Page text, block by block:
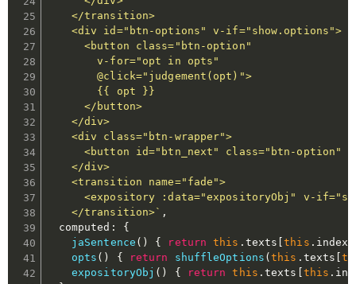
    </transition>
    <div id="btn-options" v-if="show.options">
      <button class="btn-option"
        v-for="opt in opts"
        @click="judgement(opt)">
        {{ opt }}
      </button>
    </div>
    <div class="btn-wrapper">
<button id="btn_next" class="btn-option"
    </div>
    <transition name="fade">
<expository :data="expositoryObj" v-
    </transition>`
,
  computed
:
{
jaSentence ( ) { return this . texts [this . index
opts ( ) { return shuffleOptions (this . texts [
expositoryObj ( ) { return this . texts this .